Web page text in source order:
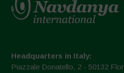
Headquarters in Italy:
Piazzale Donatello, 2 - 50132